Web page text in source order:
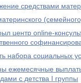
средствами
центр online-
набора социальных
ежемесячные
с детства I группы